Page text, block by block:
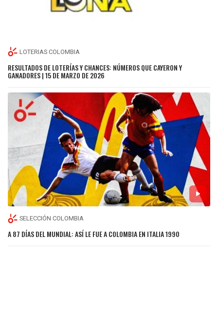
LOTERIAS COLOMBIA
RESULTADOS DE LOTERÍAS Y CHANCES: NÚMEROS QUE CAYERON Y
GANADORES | 15 DE MARZO DE 2026
SELECCIÓN COLOMBIA
A 87 DÍAS DEL MUNDIAL: ASÍ LE FUE A COLOMBIA EN ITALIA 1990